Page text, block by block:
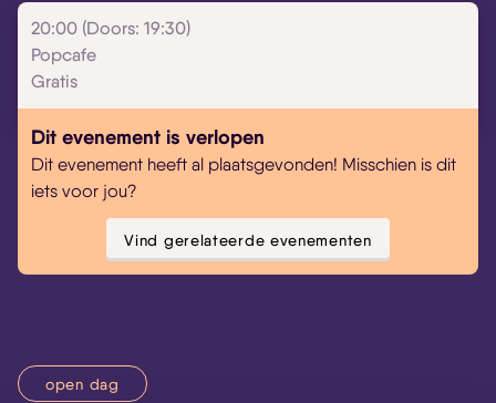
20:00 (Doors: 19:30)
Popcafe
Gratis
Dit evenement is verlopen
Dit evenement heeft al plaatsgevonden! Misschien is dit
iets voor jou?
Vind gerelateerde evenementen
open dag